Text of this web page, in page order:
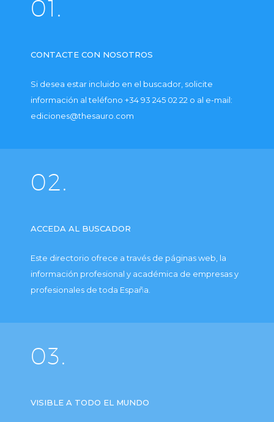
01.
CONTACTE CON NOSOTROS
Si desea estar incluido en el buscador, solicite
información al teléfono +34 93 245 02 22 o al e-mail:
ediciones@thesauro.com
02.
ACCEDA AL BUSCADOR
Este directorio ofrece a través de páginas web, la
información profesional y académica de empresas y
profesionales de toda España.
03.
VISIBLE A TODO EL MUNDO